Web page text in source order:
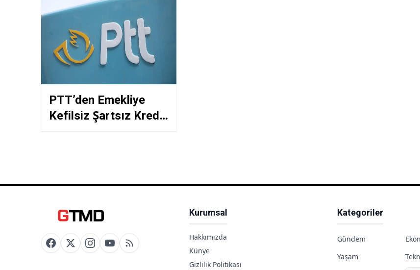
PTT’den Emekliye
Kefilsiz Şartsız Kredi:
Aktif Bank N Kolay
Kurumsal
Hakkımızda
Künye
Gizlilik Politikası
Kategoriler
Gündem
Yaşam